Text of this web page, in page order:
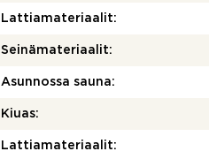
Lattiamateriaalit:
Seinämateriaalit:
Asunnossa sauna:
Kiuas:
Lattiamateriaalit: